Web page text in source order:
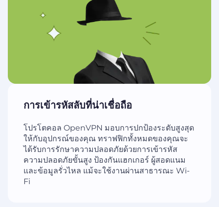
การเข้ารหัสลับที่น่าเชื่อถือ
โปรโตคอล OpenVPN มอบการปกป้องระดับสูงสุด
ให้กับอุปกรณ์ของคุณ ทราฟฟิกทั้งหมดของคุณจะ
ได้รับการรักษาความปลอดภัยด้วยการเข้ารหัส
ความปลอดภัยขั้นสูง ป้องกันแฮกเกอร์ ผู้สอดแนม
และข้อมูลรั่วไหล แม้จะใช้งานผ่านสาธารณะ Wi-
Fi